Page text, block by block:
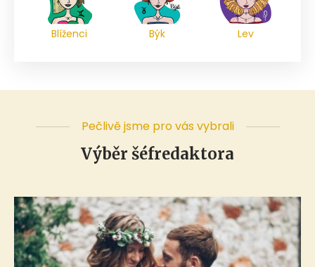
Blíženci Býk Lev
Pečlivě jsme pro vás vybrali
Výběr šéfredaktora